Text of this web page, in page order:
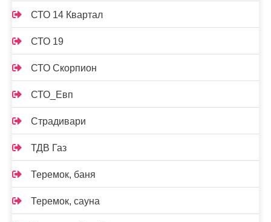
СТО 14 Квартал
СТО 19
СТО Скорпион
СТО_Евп
Страдивари
ТДВ Газ
Теремок, баня
Теремок, сауна